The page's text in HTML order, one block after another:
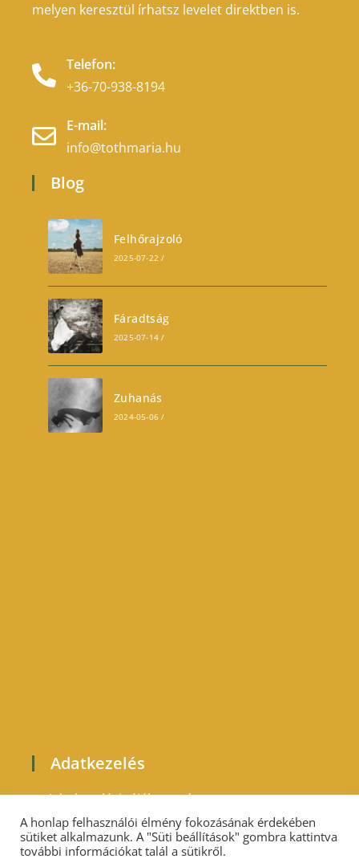
melyen keresztül írhatsz levelet direktben is.
Telefon:
+36-70-938-8194
E-mail:
info@tothmaria.hu
Blog
Felhőrajzoló
2025-07-22 /
Fáradtság
2025-07-14 /
Zuhanás
2024-05-06 /
Adatkezelés
Adatkezelési tájékoztató
A honlap felhasználói élmény fokozásának érdekében
sütiket alkalmazunk. A "Süti beállítások" gombra kattintva
további információkat talál a sütikről.